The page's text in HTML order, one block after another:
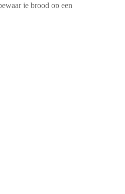
je brood op een